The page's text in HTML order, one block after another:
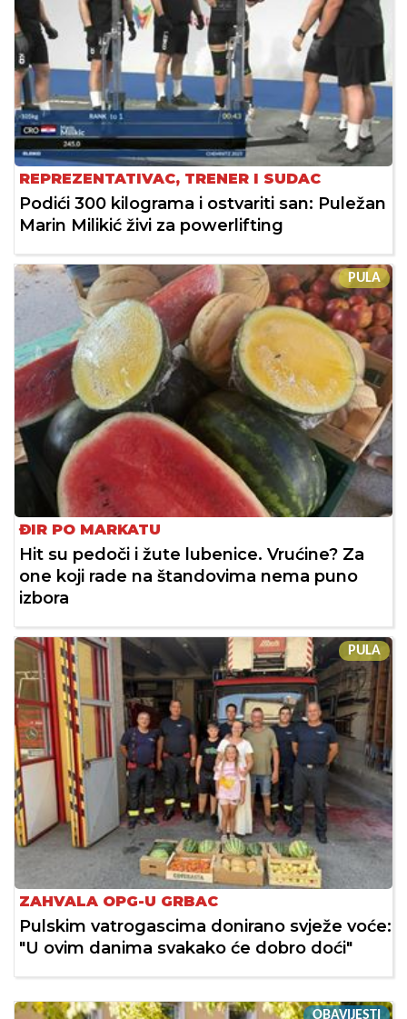
REPREZENTATIVAC, TRENER I SUDAC
Podići 300 kilograma i ostvariti san: Puležan
Marin Milikić živi za powerlifting
PULA
ĐIR PO MARKATU
Hit su pedoči i žute lubenice. Vrućine? Za
one koji rade na štandovima nema puno
izbora
PULA
ZAHVALA OPG-U GRBAC
Pulskim vatrogascima donirano svježe voće:
"U ovim danima svakako će dobro doći"
OBAVIJESTI